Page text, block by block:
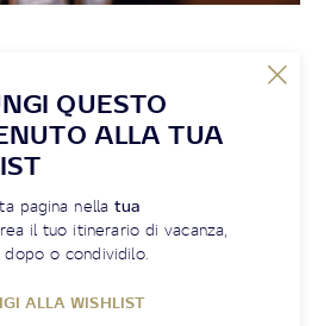
QUESTO
ALLA TUA
pagina nellatua
il tuo itinerario di vacanza,
o condividilo.
ALLA WISHLIST